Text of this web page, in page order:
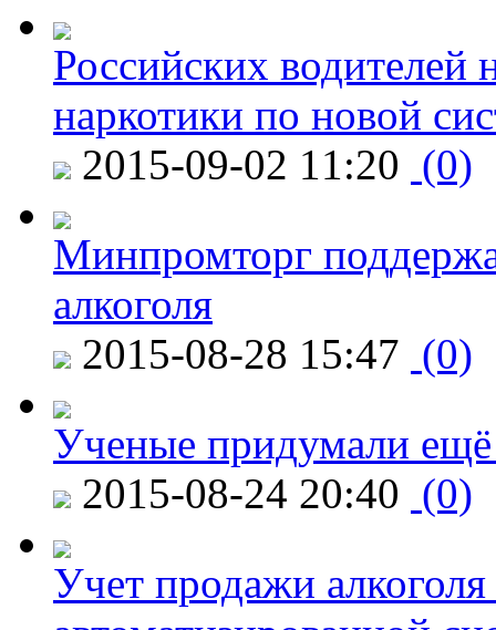
Российских водителей
наркотики по новой
2015-09-02 11:20 (0)
Минпромторг
алкоголя
2015-08-28 15:47 (0)
Ученые придумали ещё
2015-08-24 20:40 (0)
Учет продажи